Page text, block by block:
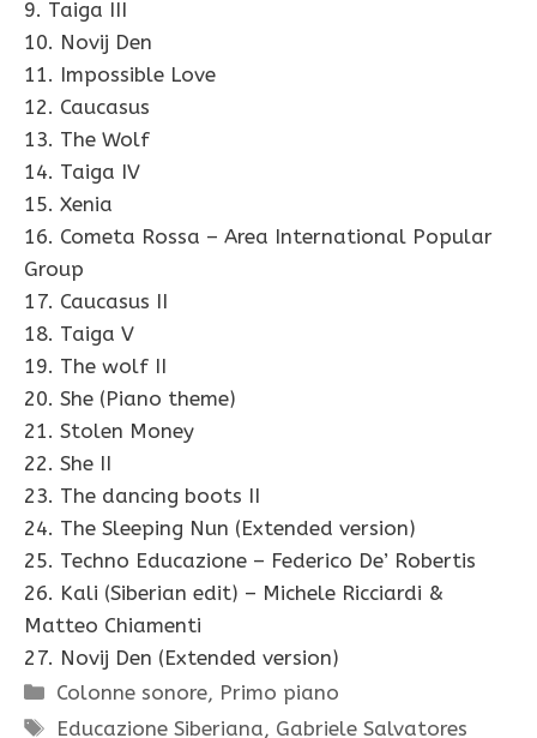
9. Taiga III
10. Novij Den
11. Impossible Love
12. Caucasus
13. The Wolf
14. Taiga IV
15. Xenia
16. Cometa Rossa – Area International Popular
Group
17. Caucasus II
18. Taiga V
19. The wolf II
20. She (Piano theme)
21. Stolen Money
22. She II
23. The dancing boots II
24. The Sleeping Nun (Extended version)
25. Techno Educazione – Federico De’ Robertis
26. Kali (Siberian edit) – Michele Ricciardi &
Matteo Chiamenti
27. Novij Den (Extended version)
Categorie
Colonne sonore, Primo piano
Tag
Educazione Siberiana, Gabriele Salvatores